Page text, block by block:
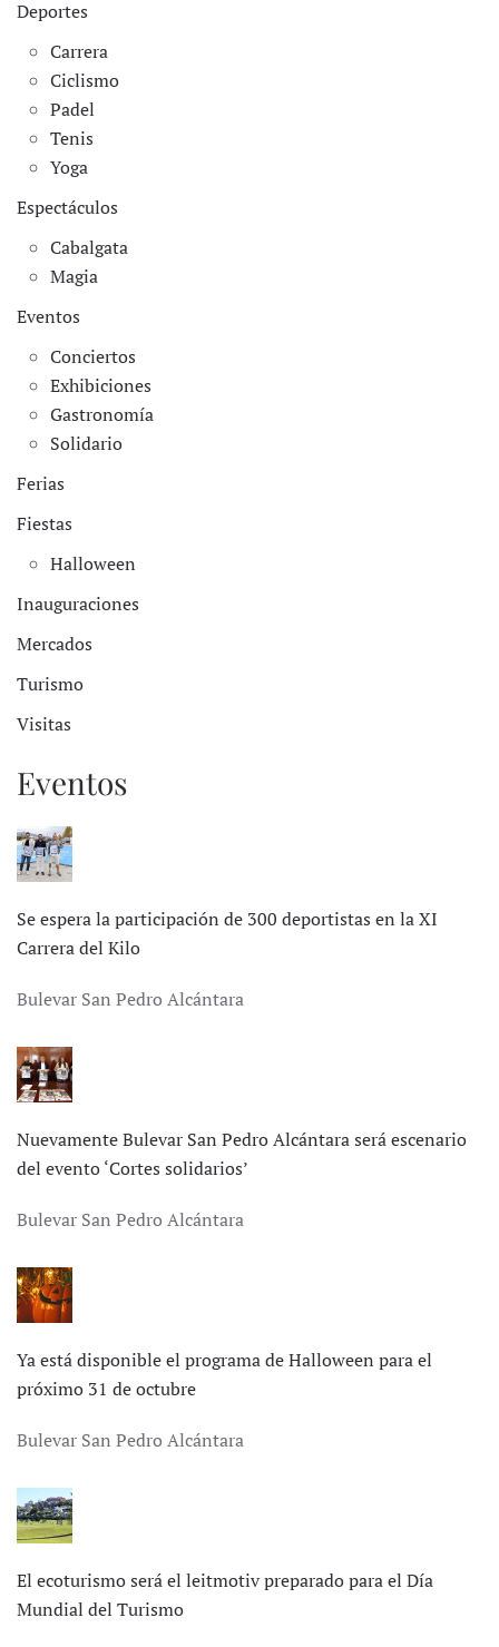
Deportes
Carrera
Ciclismo
Padel
Tenis
Yoga
Espectáculos
Cabalgata
Magia
Eventos
Conciertos
Exhibiciones
Gastronomía
Solidario
Ferias
Fiestas
Halloween
Inauguraciones
Mercados
Turismo
Visitas
Eventos
Se espera la participación de 300 deportistas en la XI
Carrera del Kilo
Bulevar San Pedro Alcántara
Nuevamente Bulevar San Pedro Alcántara será escenario
del evento ‘Cortes solidarios’
Bulevar San Pedro Alcántara
Ya está disponible el programa de Halloween para el
próximo 31 de octubre
Bulevar San Pedro Alcántara
El ecoturismo será el leitmotiv preparado para el Día
Mundial del Turismo